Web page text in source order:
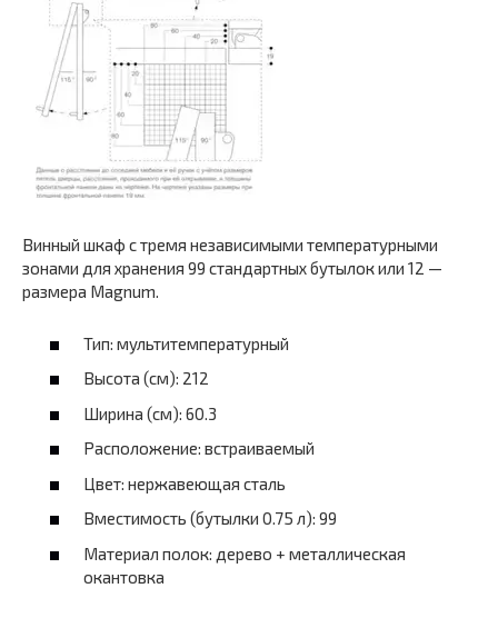
Винный шкаф с тремя независимыми температурными
зонами для хранения 99 стандартных бутылок или 12 —
размера Magnum.
Тип: мультитемпературный
Высота (см): 212
Ширина (см): 60.3
Расположение: встраиваемый
Цвет: нержавеющая сталь
Вместимость (бутылки 0.75 л): 99
Материал полок: дерево + металлическая
окантовка